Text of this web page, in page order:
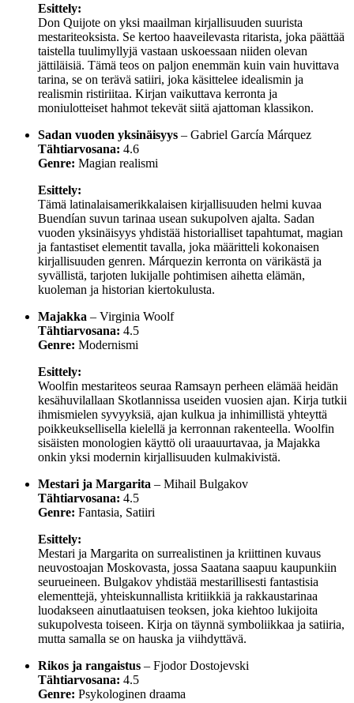
Esittely:
Don Quijote on yksi maailman kirjallisuuden suurista
mestariteoksista. Se kertoo haaveilevasta ritarista, joka päättää
taistella tuulimyllyjä vastaan uskoessaan niiden olevan
jättiläisiä. Tämä teos on paljon enemmän kuin vain huvittava
tarina, se on terävä satiiri, joka käsittelee idealismin ja
realismin ristiriitaa. Kirjan vaikuttava kerronta ja
moniulotteiset hahmot tekevät siitä ajattoman klassikon.
Sadan vuoden yksinäisyys – Gabriel García Márquez
Tähtiarvosana: 4.6
Genre: Magian realismi
Esittely:
Tämä latinalaisamerikkalaisen kirjallisuuden helmi kuvaa
Buendían suvun tarinaa usean sukupolven ajalta. Sadan
vuoden yksinäisyys yhdistää historialliset tapahtumat, magian
ja fantastiset elementit tavalla, joka määritteli kokonaisen
kirjallisuuden genren. Márquezin kerronta on värikästä ja
syvällistä, tarjoten lukijalle pohtimisen aihetta elämän,
kuoleman ja historian kiertokulusta.
Majakka – Virginia Woolf
Tähtiarvosana: 4.5
Genre: Modernismi
Esittely:
Woolfin mestariteos seuraa Ramsayn perheen elämää heidän
kesähuvilallaan Skotlannissa useiden vuosien ajan. Kirja tutkii
ihmismielen syvyyksiä, ajan kulkua ja inhimillistä yhteyttä
poikkeuksellisella kielellä ja kerronnan rakenteella. Woolfin
sisäisten monologien käyttö oli uraauurtavaa, ja Majakka
onkin yksi modernin kirjallisuuden kulmakivistä.
Mestari ja Margarita – Mihail Bulgakov
Tähtiarvosana: 4.5
Genre: Fantasia, Satiiri
Esittely:
Mestari ja Margarita on surrealistinen ja kriittinen kuvaus
neuvostoajan Moskovasta, jossa Saatana saapuu kaupunkiin
seurueineen. Bulgakov yhdistää mestarillisesti fantastisia
elementtejä, yhteiskunnallista kritiikkiä ja rakkaustarinaa
luodakseen ainutlaatuisen teoksen, joka kiehtoo lukijoita
sukupolvesta toiseen. Kirja on täynnä symboliikkaa ja satiiria,
mutta samalla se on hauska ja viihdyttävä.
Rikos ja rangaistus – Fjodor Dostojevski
Tähtiarvosana: 4.5
Genre: Psykologinen draama